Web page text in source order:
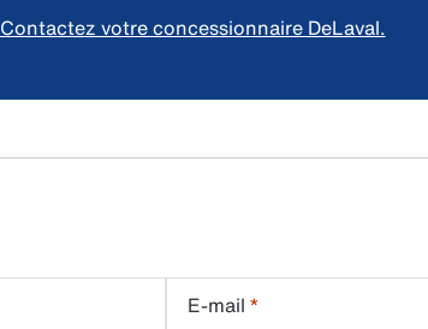
Contactez votre concessionnaire DeLaval.
E-mail *